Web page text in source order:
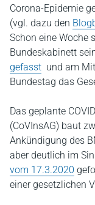
Corona-Epidemie
(vgl. dazu den
Schon eine Woche
Bundeskabinett
gefasst und am
Bundestag das
Das geplante
(CoVInsAG) baut
Ankündigung des
aber deutlich im
vom 17.3.2020
einer gesetzlichen